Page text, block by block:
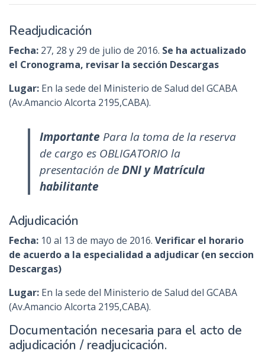
Readjudicación
Fecha: 27, 28 y 29 de julio de 2016. Se ha actualizado
el Cronograma, revisar la sección Descargas
Lugar: En la sede del Ministerio de Salud del GCABA
(Av.Amancio Alcorta 2195,CABA).
Importante Para la toma de la reserva
de cargo es OBLIGATORIO la
presentación deDNI y Matrícula
habilitante
Adjudicación
Fecha: 10 al 13 de mayo de 2016. Verificar el horario
de acuerdo a la especialidad a adjudicar (en seccion
Descargas)
Lugar: En la sede del Ministerio de Salud del GCABA
(Av.Amancio Alcorta 2195,CABA).
Documentación necesaria para el acto de
adjudicación / readjucicación.